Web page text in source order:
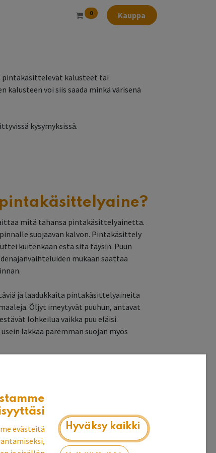
0 Kauppa
pintakäsittelevät kalusteet tai
voi siis saada minkä värisenä
kysymyksissä.
mitä tahansa pintakäsittelyainetta.
suojaavan kalvon. Pintakäsittely
kuitenkaan estä sitä täysin. Puun
mukaan saattaa
ja laadukkaita pintakäsittelyaineita
Öljyt imeytyvät puuhun, antavat
lohkeilua vaikka puu eläisi.
lakkaa paremman suojan myös
evästeitä
Hyväksy kaikki